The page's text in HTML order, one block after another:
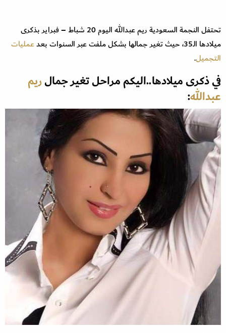
تحتفل النجمة السعودية ريم عبدالله اليوم 20 شباط – فبراير بذكرى
ميلادها الـ35، حيث تغير جمالها بشكل ملفت عبر السنوات بعد
عمليات
التجميل.
في ذكرى ميلادها..اليكم مراحل تغير جمالريم
عبدالله: